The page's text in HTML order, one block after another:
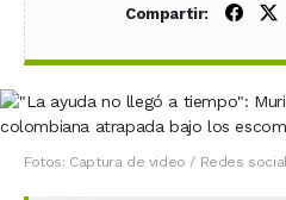
Compartir:
Fotos: Captura de video / Redes